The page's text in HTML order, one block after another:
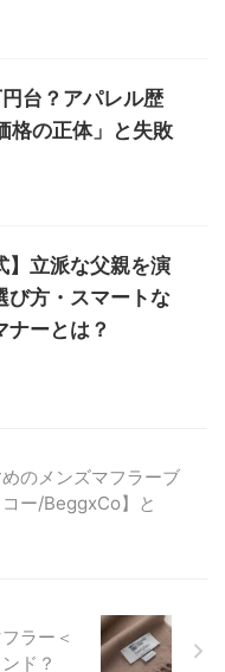
台？アパレル歴
格の正体」と失敗
】立派な父親を演
び方・スマートな
ナーとは？
のメンズマフラーブ
ー/BeggxCo】と
ラー＜
ド？